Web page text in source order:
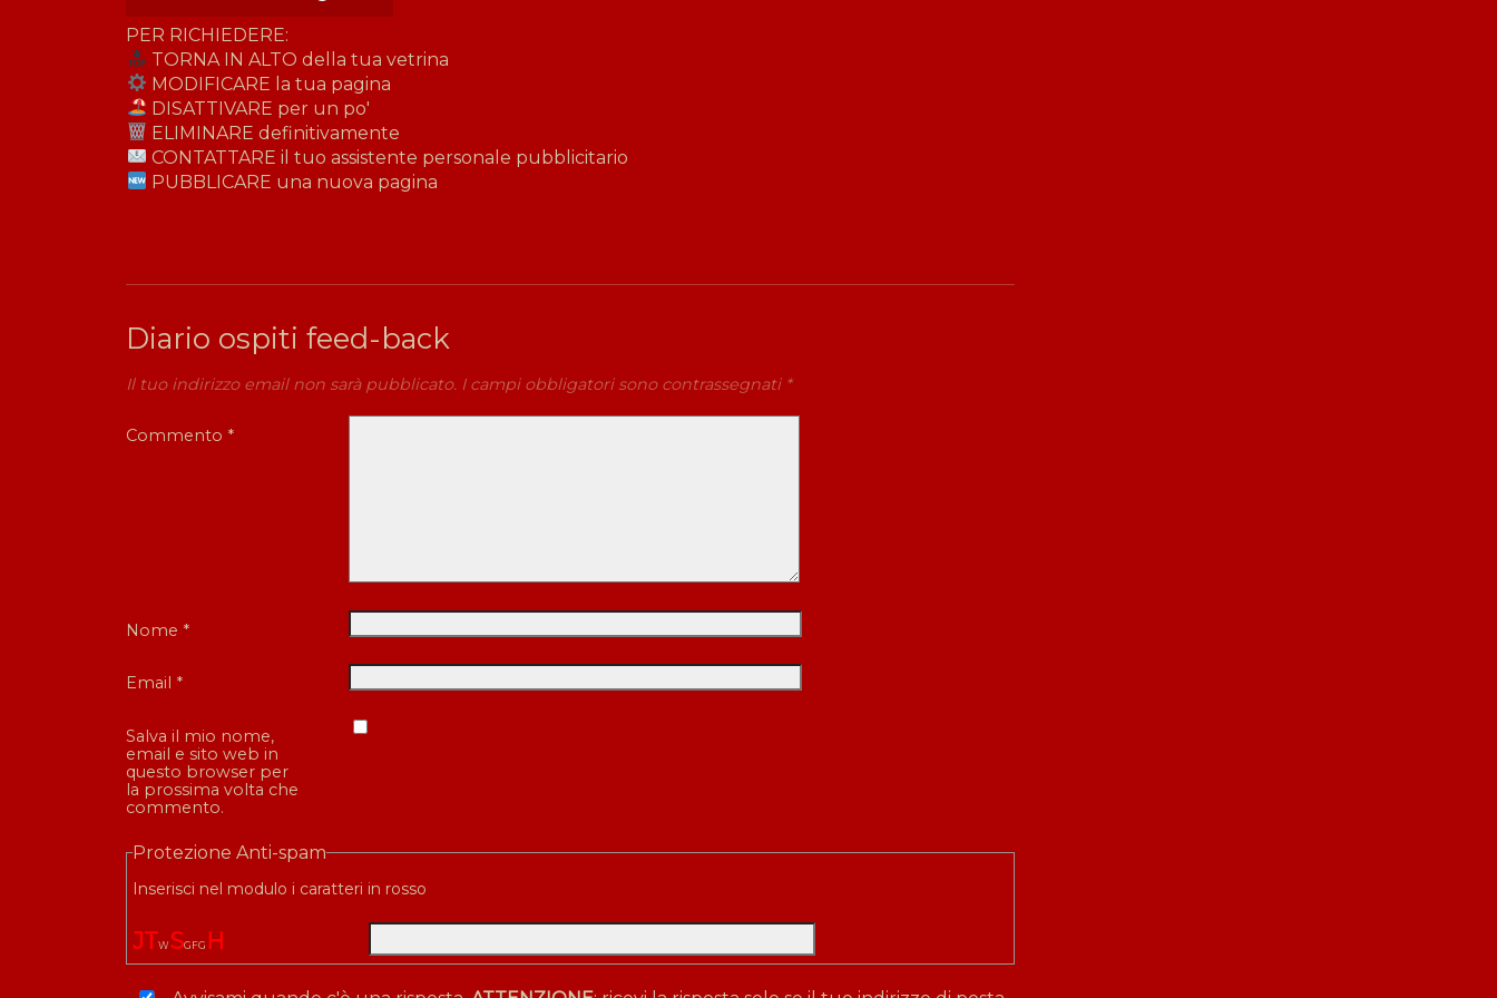
PER RICHIEDERE:
TORNA IN ALTO della tua vetrina
MODIFICARE la tua pagina
DISATTIVARE per un po'
ELIMINARE definitivamente
CONTATTARE il tuo assistente personale pubblicitario
PUBBLICARE una nuova pagina
Diario ospiti feed-back
Il tuo indirizzo email non sarà pubblicato. I campi obbligatori sono contrassegnati *
Commento *
Nome *
Email *
Salva il mio nome,
email e sito web in
questo browser per
la prossima volta che
commento.
Protezione Anti-spam
Inserisci nel modulo i caratteri in rosso
JTWSG FG H